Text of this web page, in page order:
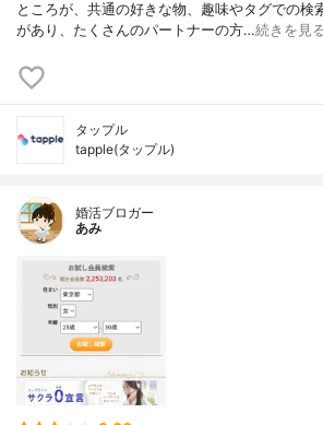
ところが、共通の好きな物、趣味やタグでの検
があり、たくさんのパートナーの方…続きを見
タップル
tapple(タップル)
婚活ブロガー
あみ